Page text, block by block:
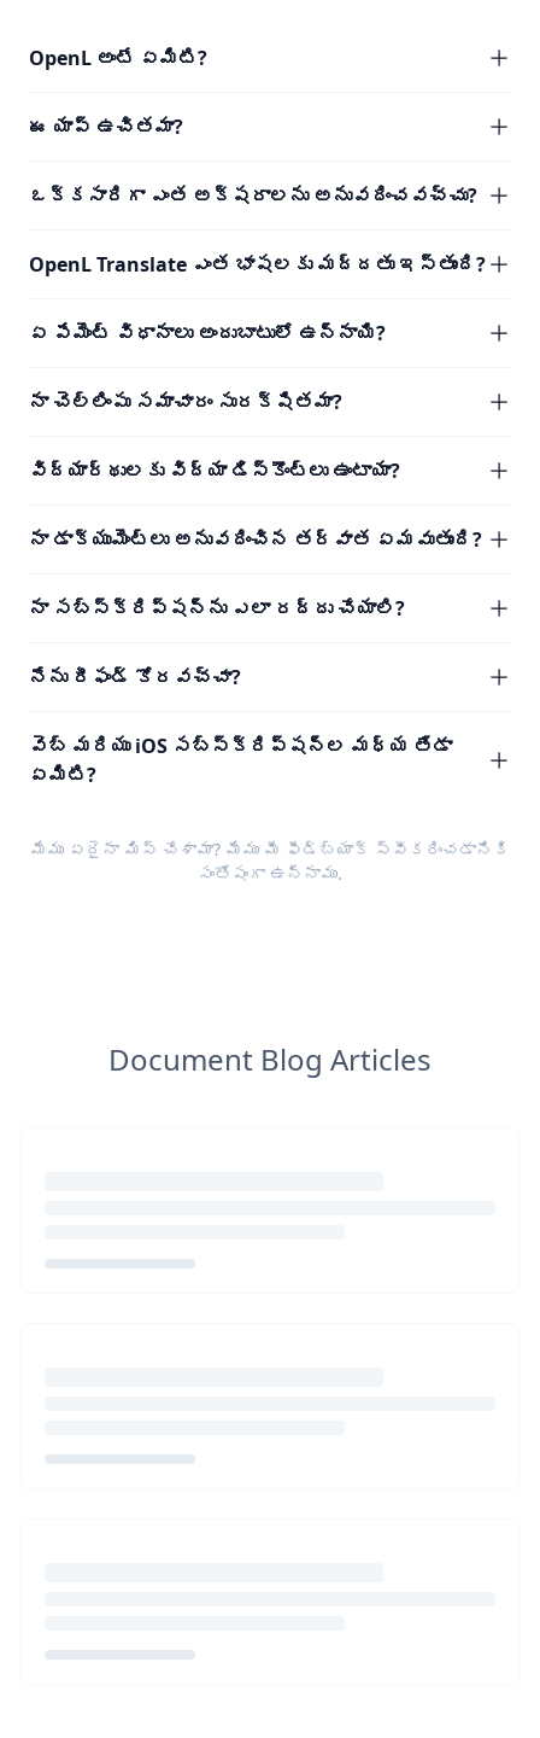
OpenL అంటే ఏమిటి?
ఈ యాప్ ఉచితమా?
ఒక్కసారిగా ఎంత అక్షరాలను అనువదించవచ్చు?
OpenL Translate ఎంత భాషలకు మద్దతు ఇస్తుంది?
ఏ పేమెంట్ విధానాలు అందుబాటులో ఉన్నాయి?
నా చెల్లింపు సమాచారం సురక్షితమా?
విద్యార్థులకు విద్యా డిస్కౌంట్లు ఉంటాయా?
నా డాక్యుమెంట్లు అనువదించిన తర్వాత ఏమవుతుంది?
నా సబ్‌స్క్రిప్షన్‌ను ఎలా రద్దు చేయాలి?
నేను రీఫండ్ కోరవచ్చా?
వెబ్ మరియు iOS సబ్‌స్క్రిప్షన్‌ల మధ్య తేడా
ఏమిటి?
మేము ఏదైనా మిస్ చేశామా? మేము మీ ఫీడ్‌బ్యాక్ స్వీకరించడానికి
సంతోషంగా ఉన్నాము.
Document Blog Articles